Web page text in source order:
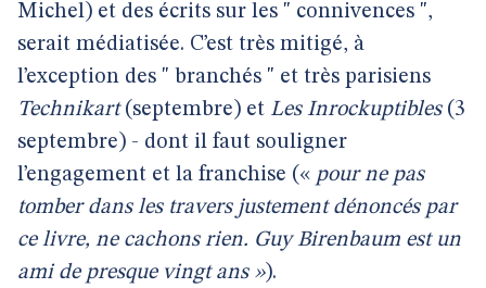
Michel) et des écrits sur les " connivences ",
serait médiatisée. C’est très mitigé, à
l’exception des " branchés " et très parisiens
Technikart(septembre) et Les Inrockuptibles(3
septembre) - dont il faut souligner
l’engagement et la franchise (« pour ne pas
tomber dans les travers justement dénoncés par
ce livre, ne cachons rien. Guy Birenbaum est un
ami de presque vingt ans »).